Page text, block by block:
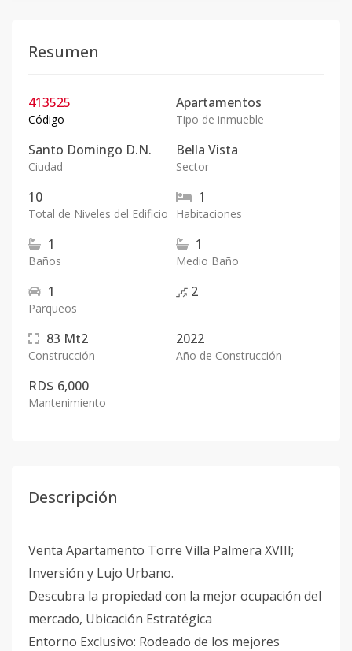
Resumen
413525
Código
Apartamentos
Tipo de inmueble
Santo Domingo D.N.
Ciudad
Bella Vista
Sector
10
Total de Niveles del Edificio
1
Habitaciones
1
Baños
1
Medio Baño
1
Parqueos
2
83 Mt2
Construcción
2022
Año de Construcción
RD$ 6,000
Mantenimiento
Descripción
Venta Apartamento Torre Villa Palmera XVIII;
Inversión y Lujo Urbano.
Descubra la propiedad con la mejor ocupación del
mercado, Ubicación Estratégica
Entorno Exclusivo: Rodeado de los mejores